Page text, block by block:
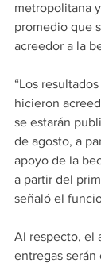
metropolitana
promedio que
acreedor a la
“Los
hicieron
se estarán
de agosto, a
apoyo de la
a partir del
señaló el
Al respecto, el
entregas serán